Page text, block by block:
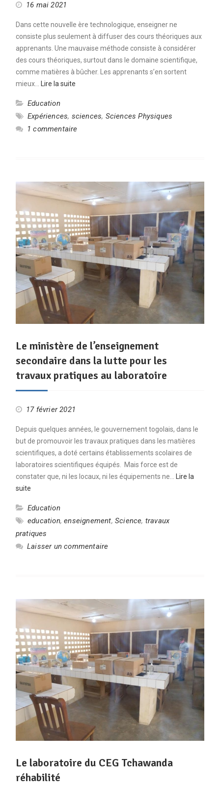
16 mai 2021
Dans cette nouvelle ère technologique, enseigner ne
consiste plus seulement à diffuser des cours théoriques aux
apprenants. Une mauvaise méthode consiste à considérer
des cours théoriques, surtout dans le domaine scientifique,
comme matières à bûcher. Les apprenants s’en sortent
mieux… Lire la suite
Education
Expériences, sciences, Sciences Physiques
1 commentaire
Le ministère de l’enseignement
secondaire dans la lutte pour les
travaux pratiques au laboratoire
17 février 2021
Depuis quelques années, le gouvernement togolais, dans le
but de promouvoir les travaux pratiques dans les matières
scientifiques, a doté certains établissements scolaires de
laboratoires scientifiques équipés. Mais force est de
constater que, ni les locaux, ni les équipements ne…
Lire la
suite
Education
education,enseignement, Science, travaux
pratiques
Laisser un commentaire
Le laboratoire du CEG Tchawanda
réhabilité